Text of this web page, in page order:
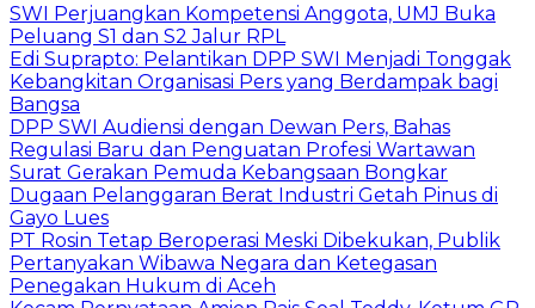
SWI Perjuangkan Kompetensi Anggota, UMJ Buka
Peluang S1 dan S2 Jalur RPL
Edi Suprapto: Pelantikan DPP SWI Menjadi Tonggak
Kebangkitan Organisasi Pers yang Berdampak bagi
Bangsa
DPP SWI Audiensi dengan Dewan Pers, Bahas
Regulasi Baru dan Penguatan Profesi Wartawan
Surat Gerakan Pemuda Kebangsaan Bongkar
Dugaan Pelanggaran Berat Industri Getah Pinus di
Gayo Lues
PT Rosin Tetap Beroperasi Meski Dibekukan, Publik
Pertanyakan Wibawa Negara dan Ketegasan
Penegakan Hukum di Aceh